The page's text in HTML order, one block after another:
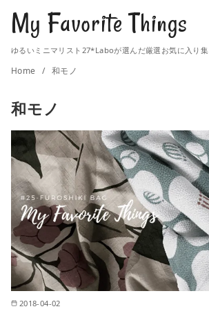
My Favorite Things
ゆるいミニマリスト27*Laboが選んだ厳選お気に入り集
Home 和モノ
和モノ
2018-04-02